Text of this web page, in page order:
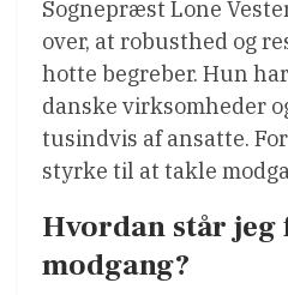
Sognepræst Lone
over, at robusthed og
hotte begreber. Hun
danske virksomheder
tusindvis af ansatte.
styrke til at takle
Hvordan står jeg
modgang?